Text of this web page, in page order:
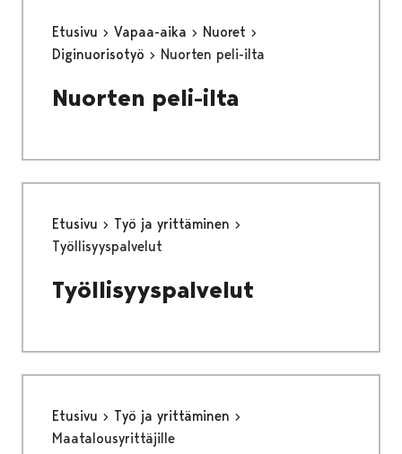
Etusivu Vapaa-aika
Nuoret
Diginuorisotyö
Nuorten peli-ilta
Nuorten peli-ilta
Etusivu
Työ ja yrittäminen
Työllisyyspalvelut
Työllisyyspalvelut
Etusivu
Työ ja yrittäminen
Maatalousyrittäjille